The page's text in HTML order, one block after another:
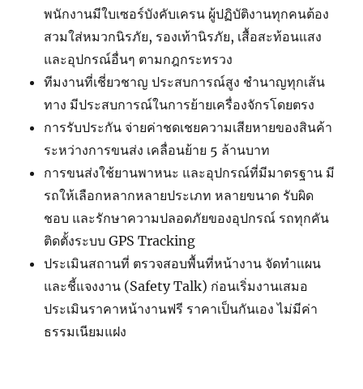
พนักงานมีใบเซอร์บังคับเครน ผู้ปฏิบัติงานทุกคนต้อง
สวมใส่หมวกนิรภัย, รองเท้านิรภัย, เสื้อสะท้อนแสง
และอุปกรณ์อื่นๆ ตามกฎกระทรวง
ทีมงานที่เชี่ยวชาญ ประสบการณ์สูง ชำนาญทุกเส้น
ทาง มีประสบการณ์ในการย้ายเครื่องจักรโดยตรง
การรับประกัน จ่ายค่าชดเชยความเสียหายของสินค้า
ระหว่างการขนส่ง เคลื่อนย้าย 5 ล้านบาท
การขนส่งใช้ยานพาหนะ และอุปกรณ์ที่มีมาตรฐาน มี
รถให้เลือกหลากหลายประเภท หลายขนาด รับผิด
ชอบ และรักษาความปลอดภัยของอุปกรณ์ รถทุกคัน
ติดตั้งระบบ GPS Tracking
ประเมินสถานที่ ตรวจสอบพื้นที่หน้างาน จัดทำแผน
และชี้แจงงาน (Safety Talk) ก่อนเริ่มงานเสมอ
ประเมินราคาหน้างานฟรี ราคาเป็นกันเอง ไม่มีค่า
ธรรมเนียมแฝง